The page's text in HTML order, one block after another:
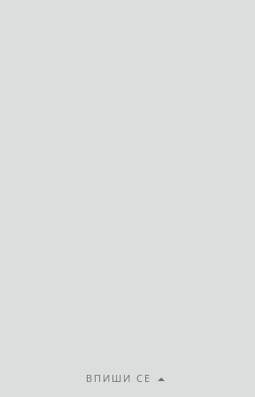
ВПИШИ СЕ